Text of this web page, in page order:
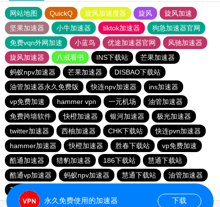
网站地图 QuickQ 旋风加速度器 旋风
旋风加速
坚果加速器
小牛加速器 tiktok加速器
狗急加速器官网
免费vqn外网加速
小蓝鸟 优途加速器官网
风驰加速器
旋风加速器
八戒看书 INS下载站
芒果加速器
蚂蚁npv加速器
芒果加速器
DISBAO下载站
油管加速器永久免费版
快连npv加速器
ins加速器
vp免费加速
hammer vpn 一元机场
油管加速器
免费跨墙软件
快橙加速器 银河加速器
极光加速器
twitter加速器
西柚加速器 CHK下载站
快连pvn加速器
hammer加速器
快橙加速器 胜春下载站
vp免费加速
酷通加速器
猎豹加速器 186下载站
慧通下载站
酷通vp加速器
蚂蚁npv加速器 慧通下载站
油管加速器
芒果加速器
永久免费使用的加速器 下载